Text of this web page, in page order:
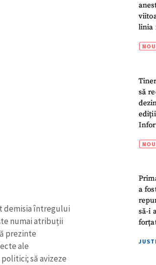
demisia întregului
numai atribuții
prezinte
ale
să avizeze
linia
NOU
să
NOU
a
să-i
+ Emailul meu
+ Telefon personal